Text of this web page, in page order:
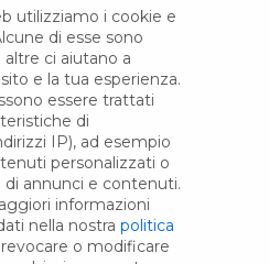
e reso
FAQ
utilizziamo i cookie e
di esse sono
ci aiutano a
e la tua esperienza.
essere trattati
di
IP), ad esempio
personalizzati o
di annunci e contenuti.
informazioni
nella nostra politica
o modificare